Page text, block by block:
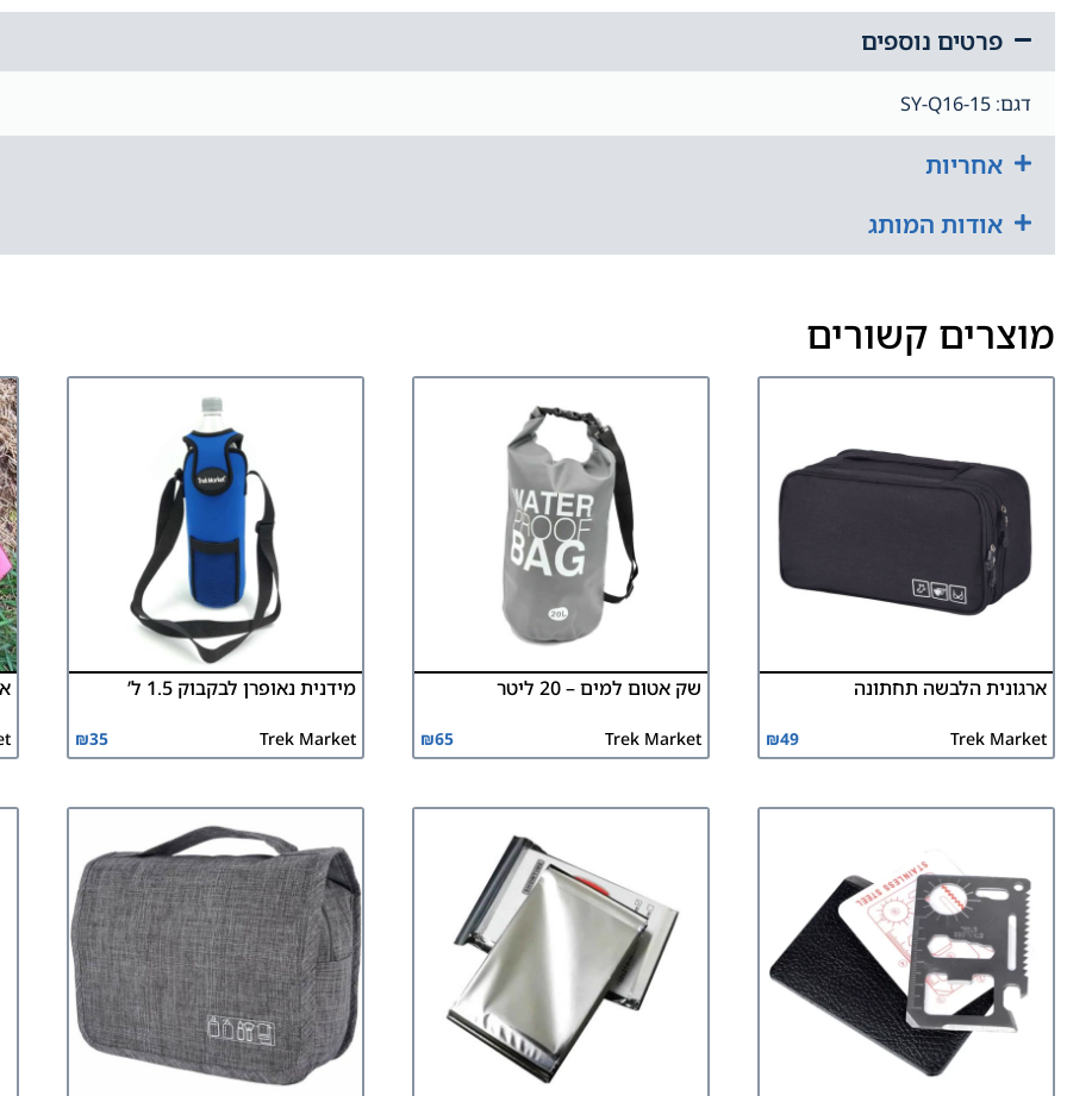
פרטים נוספים
דגם: SY-Q16-15
אחריות
אודות המותג
מוצרים קשורים
ארגונית הלבשה תחתונה
Trek Market
₪49
שק אטום למים – 20 ליטר
Trek Market
₪65
מידנית נאופרן לבקבוק 1.5 ל’
Trek Market
₪35